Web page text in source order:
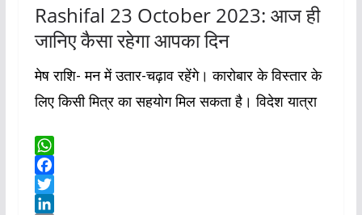
Rashifal 23 October 2023: आज ही
जानिए कैसा रहेगा आपका दिन
मेष राशि- मन में उतार-चढ़ाव रहेंगे। कारोबार के विस्तार के
लिए किसी मित्र का सहयोग मिल सकता है। विदेश यात्रा
W
h
a
F
a
T